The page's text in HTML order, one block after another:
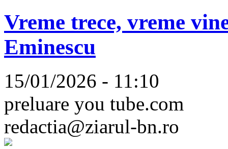
Vreme trece, vreme
Eminescu
15/01/2026 - 11:10
preluare you tube.com
redactia@ziarul-bn.ro